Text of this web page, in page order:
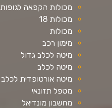
מכולות הקפאה לגופות
מכולות 18
מכולות
מימון רכב
מיטה לכלב גדול
מיטה לכלב
מיטה אורטופדית לכלב
מטפל תזונאי
מחשבון מונדיאל